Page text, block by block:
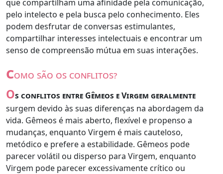
que compartilham uma afinidade pela comunicação,
pelo intelecto e pela busca pelo conhecimento. Eles
podem desfrutar de conversas estimulantes,
compartilhar interesses intelectuais e encontrar um
senso de compreensão mútua em suas interações.
como são os conflitos?
Os conflitos entre Gêmeos e Virgem geralmente
surgem devido às suas diferenças na abordagem da
vida. Gêmeos é mais aberto, flexível e propenso a
mudanças, enquanto Virgem é mais cauteloso,
metódico e prefere a estabilidade. Gêmeos pode
parecer volátil ou disperso para Virgem, enquanto
Virgem pode parecer excessivamente crítico ou